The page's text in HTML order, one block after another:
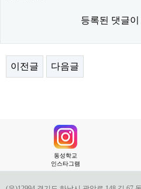
등록된 댓글
이전글 다음글
동성학교
인스타그램